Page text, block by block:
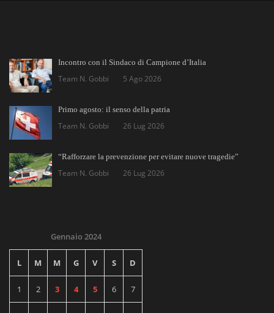
Incontro con il Sindaco di Campione d’Italia
Team N. Gobbi 5 Ago 2026
Primo agosto: il senso della patria
Team N. Gobbi 26 Lug 2026
“Rafforzare la prevenzione per evitare nuove tragedie”
Team N. Gobbi 26 Lug 2026
Gennaio 2024
L M M G V S D
1 2 3 4 5 6 7